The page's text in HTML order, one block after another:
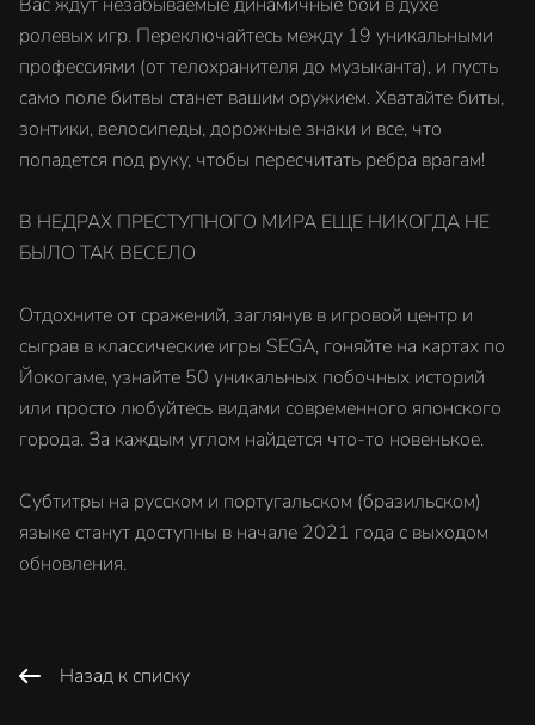
ролевых игр. Переключайтесь между 19 уникальными
профессиями (от телохранителя до музыканта), и пусть
само поле битвы станет вашим оружием. Хватайте биты,
зонтики, велосипеды, дорожные знаки и все, что
попадется под руку, чтобы пересчитать ребра врагам!
В НЕДРАХ ПРЕСТУПНОГО МИРА ЕЩЕ НИКОГДА НЕ
БЫЛО ТАК ВЕСЕЛО
Отдохните от сражений, заглянув в игровой центр и
сыграв в классические игры SEGA, гоняйте на картах по
Йокогаме, узнайте 50 уникальных побочных историй
или просто любуйтесь видами современного японского
города. За каждым углом найдется что-то новенькое.
Субтитры на русском и португальском (бразильском)
языке станут доступны в начале 2021 года с выходом
обновления.
Назад к списку